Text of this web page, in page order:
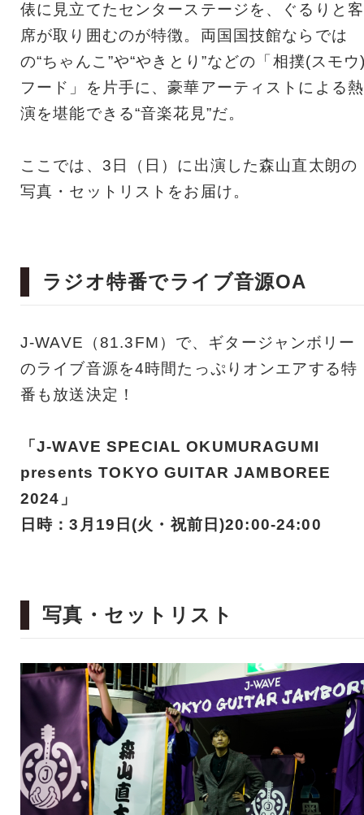
俵に見立てたセンターステージを、ぐるりと客
席が取り囲むのが特徴。両国国技館ならでは
の“ちゃんこ”や“やきとり”などの「相撲(スモウ
フード」を片手に、豪華アーティストによる熱
演を堪能できる“音楽花見”だ。
ここでは、3日（日）に出演した森山直太朗の
写真・セットリストをお届け。
ラジオ特番でライブ音源OA
J-WAVE（81.3FM）で、ギタージャンボリー
のライブ音源を4時間たっぷりオンエアする特
番も放送決定！
「J-WAVE SPECIAL OKUMURAGUMI
presents TOKYO GUITAR JAMBOREE
2024」
日時：3月19日(火・祝前日)20:00-24:00
写真・セットリスト